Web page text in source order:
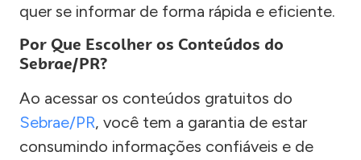
quer se informar de forma rápida e eficiente.
Por Que Escolher os Conteúdos do
Sebrae/PR?
Ao acessar os conteúdos gratuitos do
Sebrae/PR, você tem a garantia de estar
consumindo informações confiáveis e de